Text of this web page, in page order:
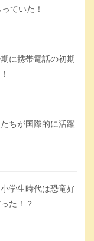
ていた！
に携帯電話の初期
ちが国際的に活躍
学生時代は恐竜好
た！？